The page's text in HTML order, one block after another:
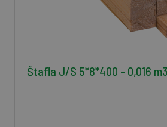
Štafla J/S 5*8*400 - 0,016